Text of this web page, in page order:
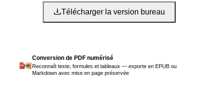
Télécharger la version bureau
Conversion de PDF numérisé
Reconnaît texte, formules et tableaux — exporte en EPUB ou
Markdown avec mise en page préservée